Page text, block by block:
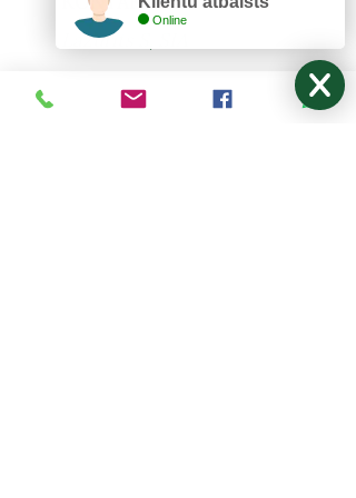
Lazurīts S, SIA
Zemitāna 3, Rīga, LV-1012
Online